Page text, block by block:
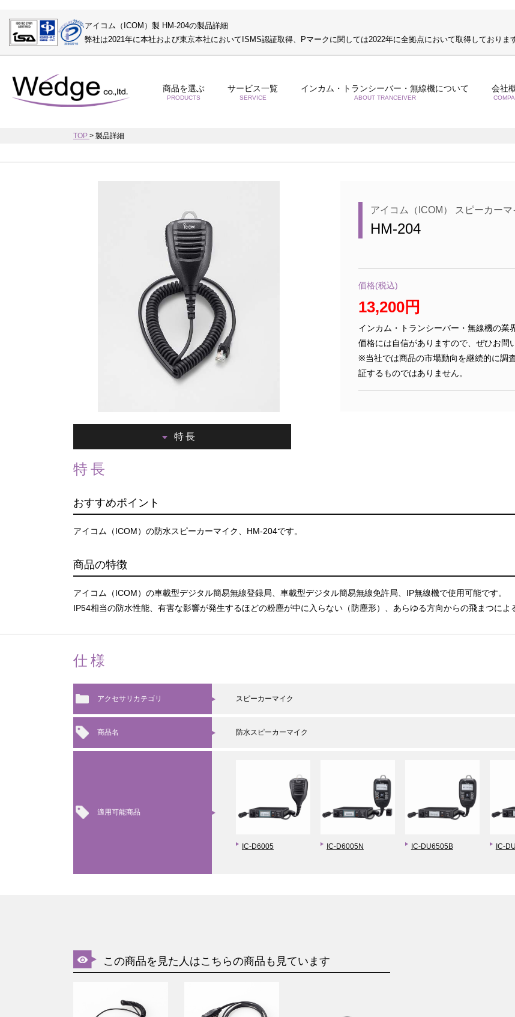
アイコム（ICOM）製 HM-204の製品詳細
弊社は2021年に本社および東京本社においてISMS認証取得、Pマークに関しては2022年に全拠点において取得しておりま
商品を選ぶ
PRODUCTS
サービス一覧
SERVICE
インカム・トランシーバー・無線機について
ABOUT TRANCEIVER
会社
TOP > 製品詳細
アイコム（ICOM） スピーカーマ
HM-204
価格(税込)
13,200円
インカム・トランシーバー・無線機の業
価格には自信がありますので、ぜひお問
※当社では商品の市場動向を継続的に調
証するものではありません。
特長
特長
おすすめポイント
アイコム（ICOM）の防水スピーカーマイク、HM-204です。
商品の特徴
アイコム（ICOM）の車載型デジタル簡易無線登録局、車載型デジタル簡易無線免許局、IP無線機で使用可能です。
IP54相当の防水性能、有害な影響が発生するほどの粉塵が中に入らない（防塵形）、あらゆる方向からの飛まつによ
仕様
アクセサリカテゴリ スピーカーマイク
商品名 防水スピーカーマイク
適用可能商品
IC-D6005 IC-D6005N IC-DU6505B IC-
この商品を見た人はこちらの商品も見ています